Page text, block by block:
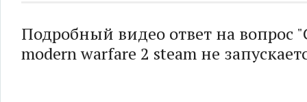
Подробный видео ответ на вопрос
modern warfare 2 steam не